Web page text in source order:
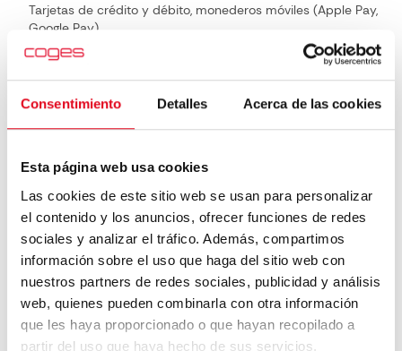
Consentimiento Detalles Acerca de las cookies
Esta página web usa cookies
Las cookies de este sitio web se usan para personalizar
el contenido y los anuncios, ofrecer funciones de redes
sociales y analizar el tráfico. Además, compartimos
información sobre el uso que haga del sitio web con
nuestros partners de redes sociales, publicidad y análisis
web, quienes pueden combinarla con otra información
que les haya proporcionado o que hayan recopilado a
partir del uso que haya hecho de sus servicios.
Tarjetas de crédito y débito, monederos móviles (Apple Pay,
Google Pay).
Compacto y fácil de instalar
Se adapta a las máquinas expendedoras sin bloquear el
lector de billetes.
Conectado a la nube.
Ve las ventas, ajusta los precios y gestiona los reembolsos en
Sistemas de circuito cerrado.
Descargar folleto